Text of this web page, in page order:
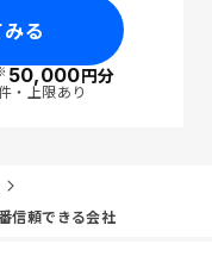
る
50,000円分
・上限あり
信頼できる会社